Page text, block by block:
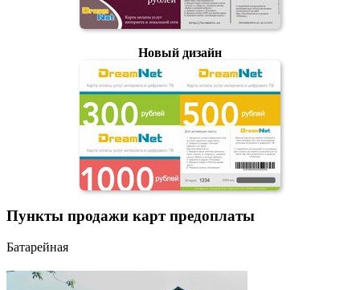
Новый дизайн
Пункты продажи карт предоплаты
Батарейная